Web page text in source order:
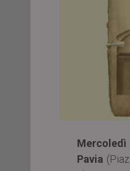
Pavia